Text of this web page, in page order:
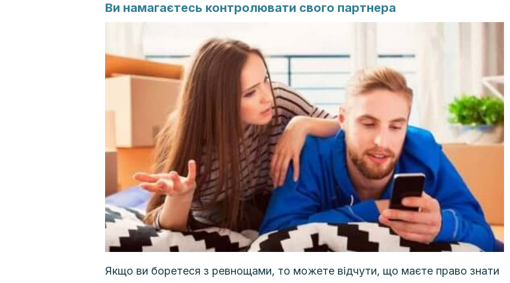
Ви намагаєтесь контролювати свого партнера
Якщо ви боретеся з ревнощами, то можете відчути, що маєте право знати